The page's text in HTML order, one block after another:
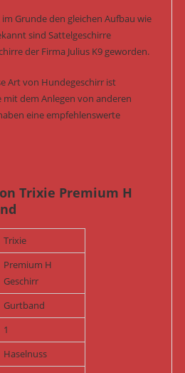
Grunde den gleichen Aufbau wie
sind Sattelgeschirre
der Firma Julius K9 geworden.
Art von Hundegeschirr ist
dem Anlegen von anderen
eine empfehlenswerte
Trixie Premium H
Trixie
Premium H
Geschirr
Gurtband
1
Haselnuss